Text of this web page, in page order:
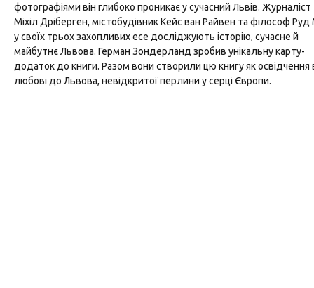
фотографіями він глибоко проникає у сучасний Львів. Журналіст
Міхіл Дріберген, містобудівник Кейс ван Райвен та філософ
у своїх трьох захопливих есе досліджують історію, сучасне й
майбутнє Львова. Герман Зондерланд зробив унікальну карту-
додаток до книги. Разом вони створили цю книгу як освідчення
любові до Львова, невідкритої перлини у серці Європи.